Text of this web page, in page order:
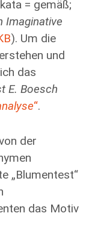
= gemäß;
Imaginative
). Um die
und
das
E. Boesch
“.
der
„Blumentest“
das Motiv